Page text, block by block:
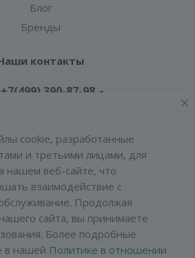
Блог
Бренды
контакты
+7(499) 390-87-98
ул. Подольских Курсантов,
стр.2 (метро Пражская)
zakaz@greencond.ru
cookie, разработанные
и третьими лицами, для
нашем веб-сайте, что
взаимодействие с
Продолжая
сайта, вы принимаете
Более подробные
в нашей Политике в отношении